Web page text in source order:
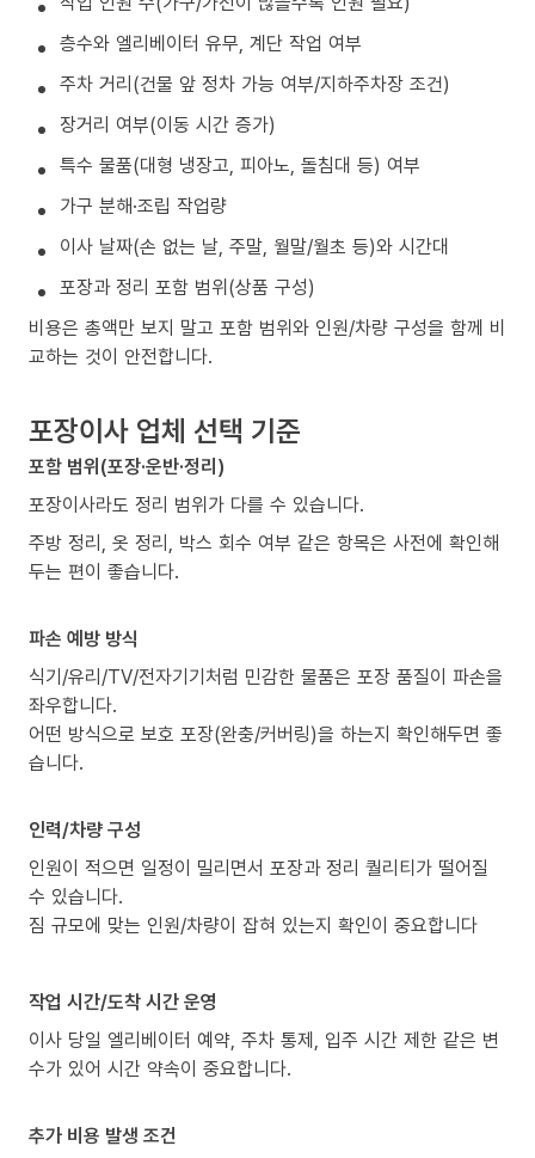
층수와 엘리베이터 유무, 계단 작업 여부
주차 거리(건물 앞 정차 가능 여부/지하주차장 조건)
장거리 여부(이동 시간 증가)
특수 물품(대형 냉장고, 피아노, 돌침대 등) 여부
가구 분해·조립 작업량
이사 날짜(손 없는 날, 주말, 월말/월초 등)와 시간대
포장과 정리 포함 범위(상품 구성)
비용은 총액만 보지 말고 포함 범위와 인원/차량 구성을 함께 비
교하는 것이 안전합니다.
포장이사 업체 선택 기준
포함 범위(포장·운반·정리)
포장이사라도 정리 범위가 다를 수 있습니다.
주방 정리, 옷 정리, 박스 회수 여부 같은 항목은 사전에 확인해
두는 편이 좋습니다.
파손 예방 방식
식기/유리/TV/전자기기처럼 민감한 물품은 포장 품질이 파손을
좌우합니다.
어떤 방식으로 보호 포장(완충/커버링)을 하는지 확인해두면 좋
습니다.
인력/차량 구성
인원이 적으면 일정이 밀리면서 포장과 정리 퀄리티가 떨어질
수 있습니다.
짐 규모에 맞는 인원/차량이 잡혀 있는지 확인이 중요합니다
작업 시간/도착 시간 운영
이사 당일 엘리베이터 예약, 주차 통제, 입주 시간 제한 같은 변
수가 있어 시간 약속이 중요합니다.
추가 비용 발생 조건